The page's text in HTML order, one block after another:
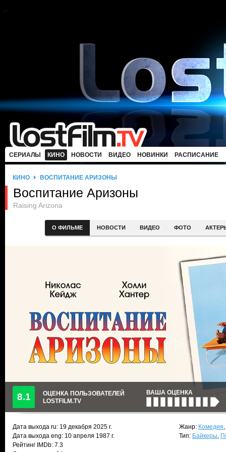
СЕРИАЛЫ КИНО НОВОСТИ ВИДЕО НОВИНКИ РАСПИСАНИЕ
КИНО ВОСПИТАНИЕ АРИЗОНЫ
Воспитание Аризоны
Raising Arizona
О ФИЛЬМЕ НОВОСТИ ВИДЕО ФОТО
8.1
ОЦЕНКА ПОЛЬЗОВАТЕЛЕЙ
LOSTFILM.TV
ВАША ОЦЕНКА
Дата выхода ru: 19 декабря 2025 г.
Дата выхода eng: 10 апреля 1987 г.
Рейтинг IMDb: 7.3
Жанр: Комедия,
Тип: Байкеры,